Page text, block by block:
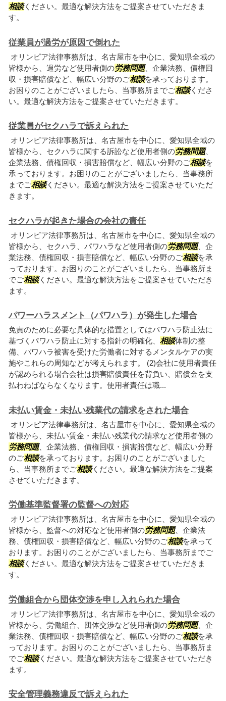
相談ください。最適な解決方法をご提案させていただきま
す。
従業員が過労が原因で倒れた
オリンピア法律事務所は、名古屋市を中心に、愛知県全域の
皆様から、過労など使用者側の労務問題、企業法務、債権回
収・損害賠償など、幅広い分野のご相談を承っております。
お困りのことがございましたら、当事務所までご相談くださ
い。最適な解決方法をご提案させていただきます。
従業員がセクハラで訴えられた
オリンピア法律事務所は、名古屋市を中心に、愛知県全域の
皆様から、セクハラに関する訴訟など使用者側の労務問題、
企業法務、債権回収・損害賠償など、幅広い分野のご相談を
承っております。お困りのことがございましたら、当事務所
までご相談ください。最適な解決方法をご提案させていただ
きます。
セクハラが起きた場合の会社の責任
オリンピア法律事務所は、名古屋市を中心に、愛知県全域の
皆様から、セクハラ、パワハラなど使用者側の労務問題、企
業法務、債権回収・損害賠償など、幅広い分野のご相談を承
っております。お困りのことがございましたら、当事務所ま
でご相談ください。最適な解決方法をご提案させていただき
ます。
パワーハラスメント（パワハラ）が発生した場合
免責のために必要な具体的な措置としてはパワハラ防止法に
基づくパワハラ防止に対する指針の明確化、 相談体制の整
備、パワハラ被害を受けた労働者に対するメンタルケアの実
施やこれらの周知などが考えられます。 (2)会社に使用者責任
が認められる場合会社は損害賠償責任を背負い、賠償金を支
払わねばならなくなります。使用者責任は職...
未払い賃金・未払い残業代の請求をされた場合
オリンピア法律事務所は、名古屋市を中心に、愛知県全域の
皆様から、未払い賃金・未払い残業代の請求など使用者側の
労務問題、企業法務、債権回収・損害賠償など、幅広い分野
のご相談を承っております。お困りのことがございました
ら、当事務所までご相談ください。最適な解決方法をご提案
させていただきます。
労働基準監督署の監督への対応
オリンピア法律事務所は、名古屋市を中心に、愛知県全域の
皆様から、監督への対応など使用者側の労務問題、企業法
務、債権回収・損害賠償など、幅広い分野のご相談を承って
おります。お困りのことがございましたら、当事務所までご
相談ください。最適な解決方法をご提案させていただきま
す。
労働組合から団体交渉を申し入れられた場合
オリンピア法律事務所は、名古屋市を中心に、愛知県全域の
皆様から、労働組合、団体交渉など使用者側の労務問題、企
業法務、債権回収・損害賠償など、幅広い分野のご相談を承
っております。お困りのことがございましたら、当事務所ま
でご相談ください。最適な解決方法をご提案させていただき
ます。
安全管理義務違反で訴えられた